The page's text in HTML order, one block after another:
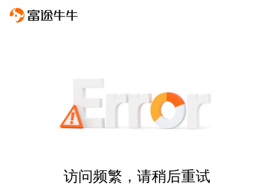
访问频繁，请稍后重试